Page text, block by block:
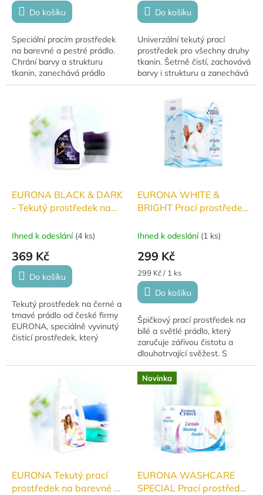
Do košíku
Speciální pracím prostředek
na barevné a pestré prádlo.
Chrání barvy a strukturu
tkanin, zanechává prádlo
zářivě čisté a svěží. Vhodný
barevného oblečení.
Do košíku
Univerzální tekutý prací
prostředek pro všechny druhy
tkanin. Šetrně čistí, zachovává
barvy i strukturu a zanechává
prádlo čisté a svěží. Vhodný
EURONA BLACK & DARK
- Tekutý prostředek na
Ihned k odeslání (4 ks)
369 Kč
Do košíku
Tekutý prostředek na černé a
tmavé prádlo od české firmy
EURONA, speciálně vyvinutý
čisticí prostředek, který
EURONA WHITE &
BRIGHT Prací prostředek
Ihned k odeslání (1 ks)
299 Kč
Měrná
cena:
299 Kč / 1 ks
Do košíku
Špičkový prací prostředek na
bílé a světlé prádlo, který
zaručuje zářivou čistotu a
dlouhotrvající svěžest. S
hmotností 935 g zajistí až 31
pracích dávek.
EURONA Tekutý prací
prostředek na barevné a
Novinka
EURONA WASHCARE
SPECIAL Prací prostředek